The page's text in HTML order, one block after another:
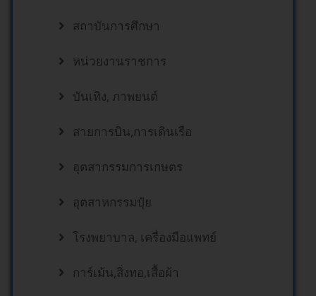
สถาบันการศึกษา
หน่วยงานราชการ
บันเทิง, ภาพยนต์
สายการบิน,การเดินเรือ
อุตสากรรมการเกษตร
อุตสาหกรรมปุ๋ย
โรงพยาบาล, เครื่องมือแพทย์
การ์เม้น,สิ่งทอ,เสื้อผ้า